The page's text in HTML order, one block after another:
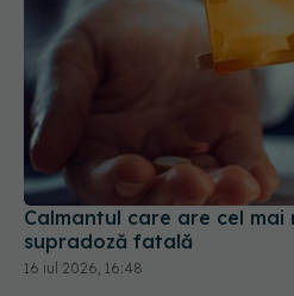
Calmantul care are cel mai
supradoză fatală
16 iul 2026, 16:48